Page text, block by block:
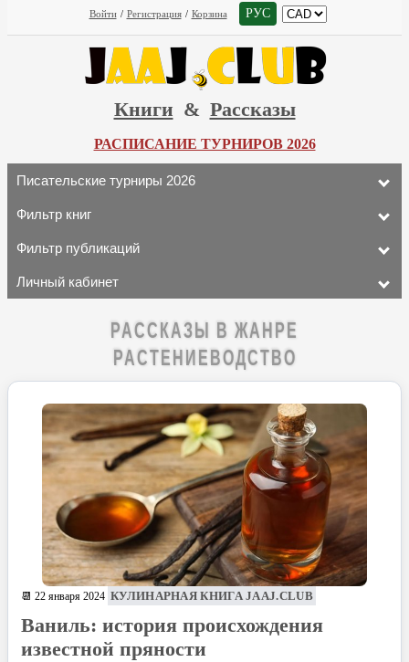
Войти / Регистрация / Корзина РУС
Книги & Рассказы
РАСПИСАНИЕ ТУРНИРОВ 2026
Писательские турниры 2026
Фильтр книг
Фильтр публикаций
Личный кабинет
РАССКАЗЫ В ЖАНРЕ
РАСТЕНИЕВОДСТВО
📆 22 января 2024 КУЛИНАРНАЯ КНИГА JAAJ.CLUB
Ваниль: история происхождения
известной пряности